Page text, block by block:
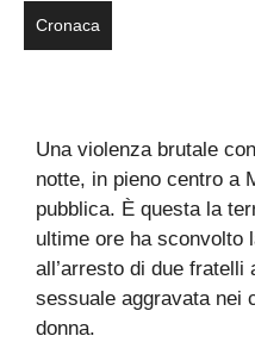
Cronaca
Una violenza brutale
notte, in pieno centro a
pubblica. È questa la
ultime ore ha sconvolto
all’arresto di due
sessuale aggravata nei
donna.